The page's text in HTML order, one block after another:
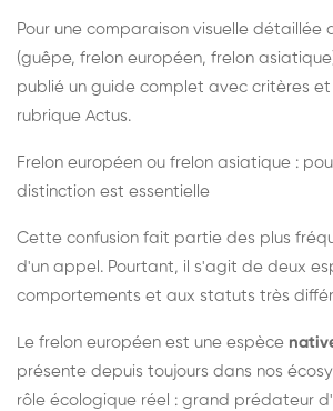
Pour une comparaison visuelle détaillée
(guêpe, frelon européen, frelon
publié un guide complet avec critères
rubrique Actus.
Frelon européen ou frelon asiatique :
distinction est essentielle
Cette confusion fait partie des plus
d'un appel. Pourtant, il s'agit de deux
comportements et aux statuts très
Le frelon européen est une espèce
présente depuis toujours dans nos
rôle écologique réel : grand prédateur